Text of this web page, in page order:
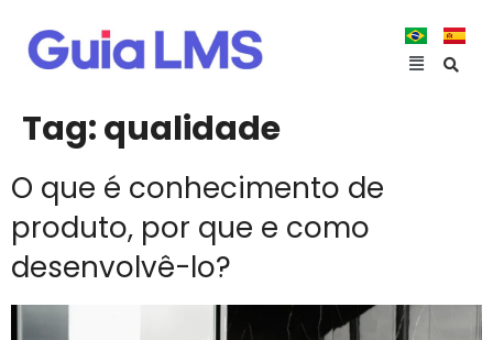
Tag:qualidade
O que é conhecimento de
produto, por que e como
desenvolvê-lo?